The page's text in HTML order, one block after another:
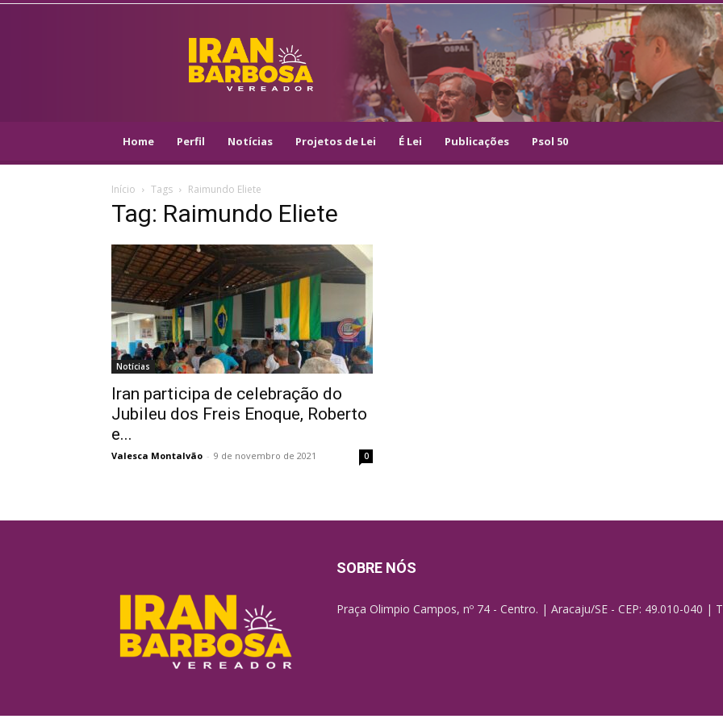
IRAN
BARBOSA
–
VEREADOR
–
Home Perfil Notícias Projetos de Lei É Lei Publicações Psol 50
Início Tags Raimundo Eliete
Tag: Raimundo Eliete
Notícias
Iran participa de celebração do
Jubileu dos Freis Enoque, Roberto
e...
Valesca Montalvão - 9 de novembro de 2021 0
SOBRE NÓS
Praça Olimpio Campos, nº 74 - Centro. | Aracaju/SE - CEP: 49.010-040 |